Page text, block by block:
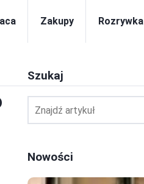
Zakupy Rozrywka
Szukaj
Nowości